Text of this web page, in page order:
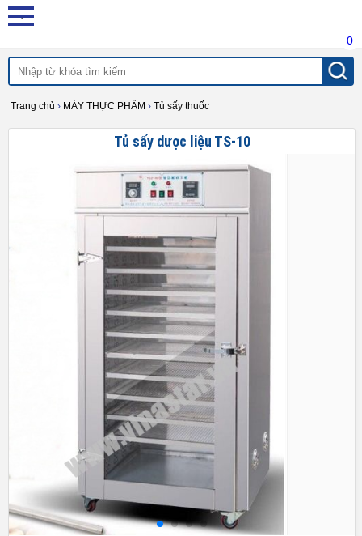
0
Trang chủ › MÁY THỰC PHẨM › Tủ sấy thuốc
Tủ sấy dược liệu TS-10